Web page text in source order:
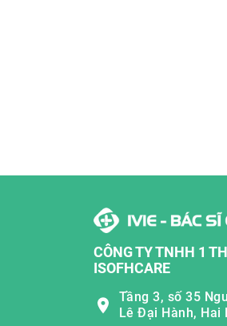
CÔNG TY TNHH 1
ISOFHCARE
Tầng 3, số 35
Lê Đại Hành, Hai